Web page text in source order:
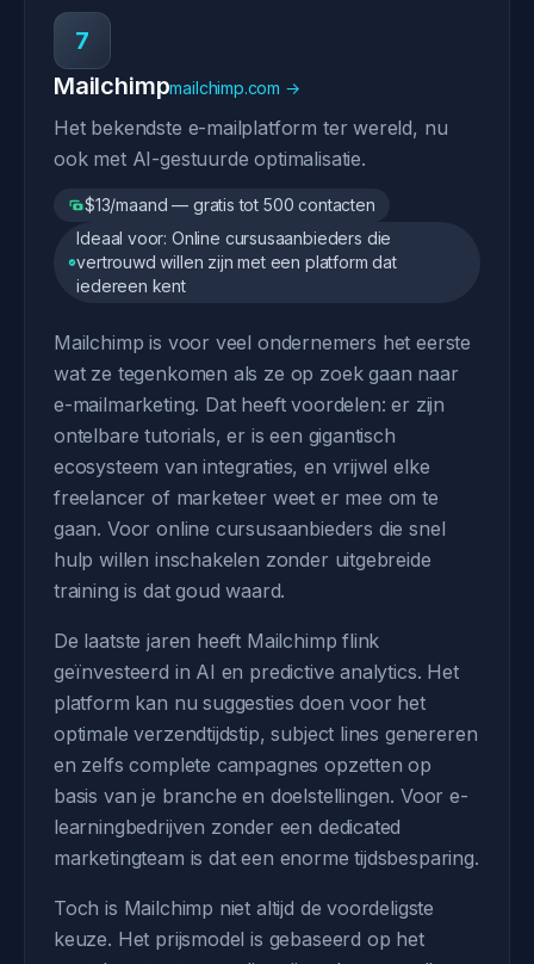
7
Mailchimpmailchimp.com →
Het bekendste e-mailplatform ter wereld, nu
ook met AI-gestuurde optimalisatie.
$13/maand — gratis tot 500 contacten
Ideaal voor: Online cursusaanbieders die
vertrouwd willen zijn met een platform dat
iedereen kent
Mailchimp is voor veel ondernemers het eerste
wat ze tegenkomen als ze op zoek gaan naar
e-mailmarketing. Dat heeft voordelen: er zijn
ontelbare tutorials, er is een gigantisch
ecosysteem van integraties, en vrijwel elke
freelancer of marketeer weet er mee om te
gaan. Voor online cursusaanbieders die snel
hulp willen inschakelen zonder uitgebreide
training is dat goud waard.
De laatste jaren heeft Mailchimp flink
geïnvesteerd in AI en predictive analytics. Het
platform kan nu suggesties doen voor het
optimale verzendtijdstip, subject lines genereren
en zelfs complete campagnes opzetten op
basis van je branche en doelstellingen. Voor e-
learningbedrijven zonder een dedicated
marketingteam is dat een enorme tijdsbesparing.
Toch is Mailchimp niet altijd de voordeligste
keuze. Het prijsmodel is gebaseerd op het